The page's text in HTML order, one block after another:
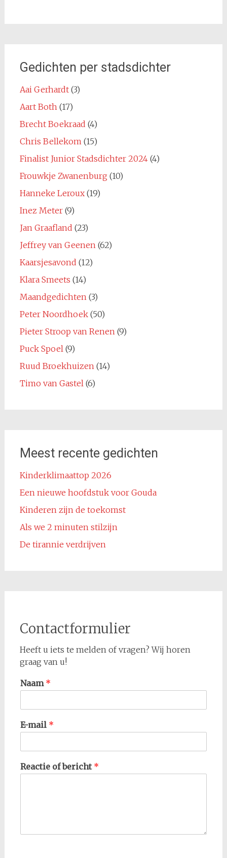
Gedichten per stadsdichter
Aai Gerhardt(3)
Aart Both (17)
Brecht Boekraad (4)
Chris Bellekom (15)
Finalist Junior Stadsdichter 2024(4)
Frouwkje Zwanenburg (10)
Hanneke Leroux(19)
Inez Meter(9)
Jan Graafland (23)
Jeffrey van Geenen (62)
Kaarsjesavond (12)
Klara Smeets (14)
Maandgedichten (3)
Peter Noordhoek(50)
Pieter Stroop van Renen (9)
Puck Spoel (9)
Ruud Broekhuizen (14)
Timo van Gastel (6)
Meest recente gedichten
Kinderklimaattop 2026
Een nieuwe hoofdstuk voor Gouda
Kinderen zijn de toekomst
Als we 2 minuten stilzijn
De tirannie verdrijven
Contactformulier
Heeft u iets te melden of vragen? Wij horen
graag van u!
Naam *
E-mail *
Reactie of bericht *